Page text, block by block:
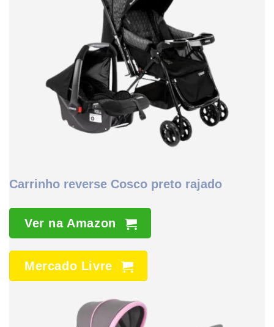
Carrinho reverse Cosco preto rajado
Ver na Amazon
Mercado Livre